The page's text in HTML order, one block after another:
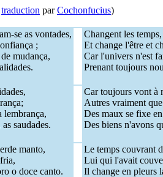
traduction parCochonfucius)
se as vontades,
;
mudança,
Changent les
Et change l'être et
Car l'univers n'est
Prenant toujours
lembrança,
saudades.
Car toujours vont à
Autres vraiment
Des maux se fixe
Des biens n'avons
manto,
o doce canto.
Le temps couvrant
Lui qui l'avait
Il change en pleurs